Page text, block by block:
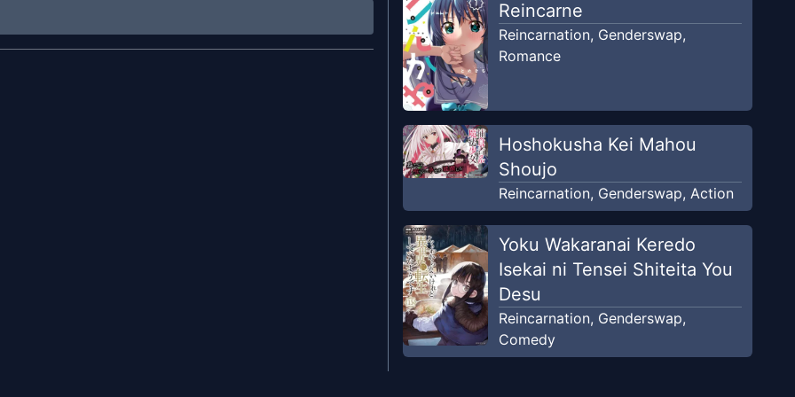
Reincarne
Reincarnation, Genderswap,
Romance
Hoshokusha Kei Mahou
Shoujo
Reincarnation, Genderswap, Action
Yoku Wakaranai Keredo
Isekai ni Tensei Shiteita You
Desu
Reincarnation, Genderswap,
Comedy